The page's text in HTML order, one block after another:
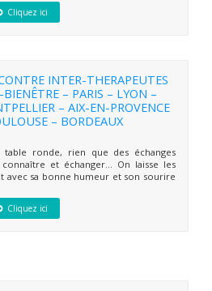
Cliquez ici
INTER-THERAPEUTES
BIENÊTRE – PARIS – LYON –
– AIX-EN-PROVENCE
– BORDEAUX
ronde, rien que des échanges
et échanger… On laisse les
avec sa bonne humeur et son sourire
Cliquez ici